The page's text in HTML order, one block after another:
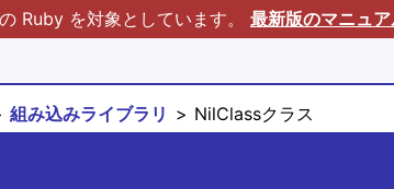
Ruby を対象としています。 最新版のマニュ
組み込みライブラリ NilClassクラス